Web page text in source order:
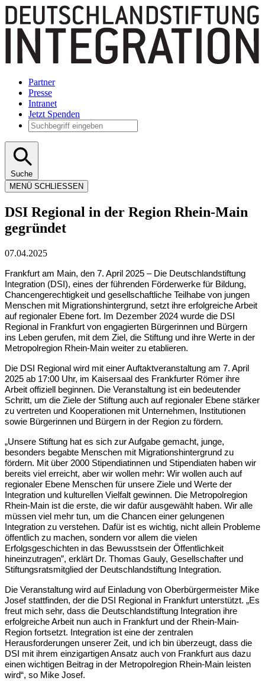
Partner
Presse
Intranet
Jetzt Spenden
Suche
MENÜ SCHLIESSEN
DSI Regional in der Region Rhein-Main
gegründet
07.04.2025
Frankfurt am Main, den 7. April 2025 – Die Deutschlandstiftung
Integration (DSI), eines der führenden Förderwerke für Bildung,
Chancengerechtigkeit und gesellschaftliche Teilhabe von jungen
Menschen mit Migrationshintergrund, setzt ihre erfolgreiche Arbeit
auf regionaler Ebene fort. Im Dezember 2024 wurde die DSI
Regional in Frankfurt von engagierten Bürgerinnen und Bürgern
ins Leben gerufen, mit dem Ziel, die Stiftung und ihre Werte in der
Metropolregion Rhein-Main weiter zu etablieren.
Die DSI Regional wird mit einer Auftaktveranstaltung am 7. April
2025 ab 17:00 Uhr, im Kaisersaal des Frankfurter Römer ihre
Arbeit offiziell beginnen. Die Veranstaltung ist ein bedeutender
Schritt, um die Ziele der Stiftung auch auf regionaler Ebene stärker
zu vertreten und Kooperationen mit Unternehmen, Institutionen
sowie Bürgerinnen und Bürgern in der Region zu fördern.
„Unsere Stiftung hat es sich zur Aufgabe gemacht, junge,
besonders begabte Menschen mit Migrationshintergrund zu
fördern. Mit über 2000 Stipendiatinnen und Stipendiaten haben wir
bereits viel erreicht, aber wir wollen mehr: Wir wollen auch auf
regionaler Ebene Menschen für unsere Ziele und Werte der
Integration und kulturellen Vielfalt gewinnen. Die Metropolregion
Rhein-Main ist die erste, die wir dafür ausgewählt haben. Wir alle
müssen viel mehr tun, um die Chancen einer gelungenen
Integration zu verstehen. Dafür ist es wichtig, nicht allein Probleme
öffentlich zu machen, sondern vor allem die vielen
Erfolgsgeschichten in das Bewusstsein der Öffentlichkeit
hineinzutragen”, erklärt Dr. Thomas Gauly, Gesellschafter und
Stiftungsratsmitglied der Deutschlandstiftung Integration.
Die Veranstaltung wird auf Einladung von Oberbürgermeister Mike
Josef stattfinden, der die DSI Regional in Frankfurt unterstützt. „Es
freut mich sehr, dass die Deutschlandstiftung Integration ihre
erfolgreiche Arbeit nun auch in Frankfurt und der Rhein-Main-
Region fortsetzt. Integration ist eine der zentralen
Herausforderungen unserer Zeit, und ich bin überzeugt, dass die
DSI mit ihrem einzigartigen Ansatz auch von Frankfurt aus dazu
einen wichtigen Beitrag in der Metropolregion Rhein-Main leisten
wird“, so Mike Josef.